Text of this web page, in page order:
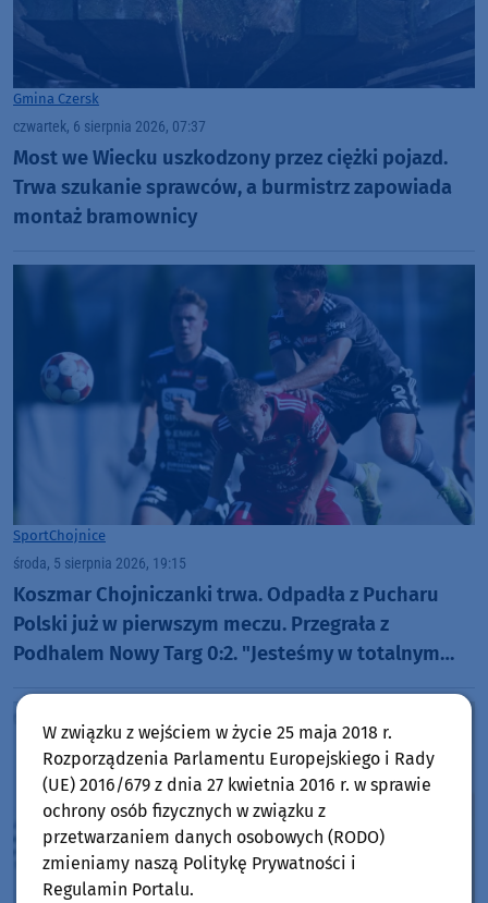
Gmina Czersk
czwartek, 6 sierpnia 2026, 07:37
Most we Wiecku uszkodzony przez ciężki pojazd.
Trwa szukanie sprawców, a burmistrz zapowiada
montaż bramownicy
SportChojnice
środa, 5 sierpnia 2026, 19:15
Koszmar Chojniczanki trwa. Odpadła z Pucharu
Polski już w pierwszym meczu. Przegrała z
Podhalem Nowy Targ 0:2. "Jesteśmy w totalnym
W związku z wejściem w życie 25 maja 2018 r.
Rozporządzenia Parlamentu Europejskiego i Rady
(UE) 2016/679 z dnia 27 kwietnia 2016 r. w sprawie
ochrony osób fizycznych w związku z
przetwarzaniem danych osobowych (RODO)
zmieniamy naszą Politykę Prywatności i
Regulamin Portalu.